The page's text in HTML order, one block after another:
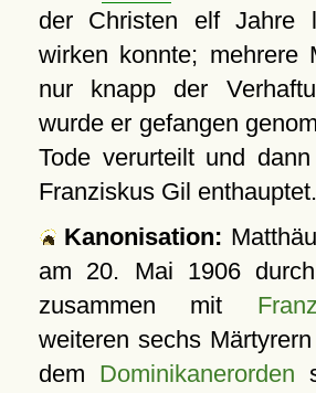
der Christen elf Jahre
wirken konnte; mehrere
nur knapp der
wurde er gefangen
Tode verurteilt und
Franziskus Gil enthauptet.
Kanonisation:
am 20. Mai 1906
zusammen mit
weiteren sechs
dem Dominikanerorden